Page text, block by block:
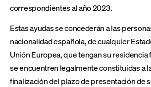
correspondientes al año 2023.
Estas ayudas se concederán a las
nacionalidad española, de cualquier
Unión Europea, que tengan su residencia
se encuentren legalmente constituidas a
finalización del plazo de presentación de